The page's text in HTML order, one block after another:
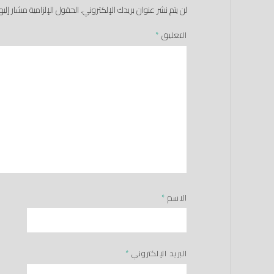
لن يتم نشر عنوان بريدك الإلكتروني.الحقول الإلزامية مشار
التعليق *
الاسم *
البريد الإلكتروني *